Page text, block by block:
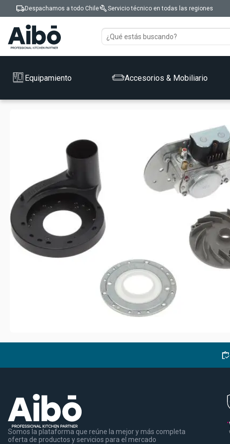
local_shippingDespachamos a todo ChilebuildServicio técnico en todas las regiones
Equipamiento Accesorios & Mobiliario
inventory
Somos la plataforma que reúne la mejor y más completa
oferta de productos y servicios para el mercado